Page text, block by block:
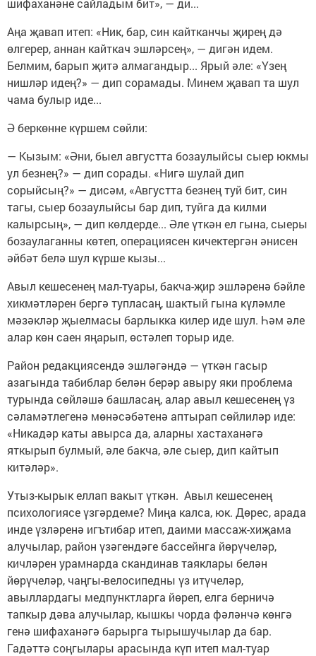
Аңа җавап итеп: «Ник, бар, син кайтканчы җирең дә
өлгерер, аннан кайткач эшләрсең», — дигән идем.
Белмим, барып җитә алмагандыр... Ярый әле: «Үзең
нишләр идең?» — дип сорамады. Минем җавап та шул
чама булыр иде...
Ә беркөнне күршем сөйли:
— Кызым: «Әни, быел августта бозаулыйсы сыер юкмы
ул безнең?» — дип сорады. «Нигә шулай дип
сорыйсың?» — дисәм, «Августта безнең туй бит, син
тагы, сыер бозаулыйсы бар дип, туйга да килми
калырсың», — дип көлдерде... Әле үткән ел гына, сыеры
бозаулаганны көтеп, операциясен кичектергән әнисен
әйбәт белә шул күрше кызы...
Авыл кешесенең мал-туары, бакча-җир эшләренә бәйле
хикмәтләрен бергә тупласаң, шактый гына күләмле
мәзәкләр җыелмасы барлыкка килер иде шул. Һәм әле
алар көн саен яңарып, өстәлеп торыр иде.
Район редакциясендә эшләгәндә — үткән гасыр
азагында табиблар белән берәр авыру яки проблема
турында сөйләшә башласаң, алар авыл кешесенең үз
сәламәтлегенә мөнәсәбәтенә аптырап сөйлиләр иде:
«Никадәр каты авырса да, аларны хастаханәгә
яткырып булмый, әле бакча, әле сыер, дип кайтып
китәләр».
Утыз-кырык еллап вакыт үткән. Авыл кешесенең
психологиясе үзгәрдеме? Миңа калса, юк. Дөрес, арада
инде үзләренә игътибар итеп, даими массаж-хиҗама
алучылар, район үзәгендәге бассейнга йөрүчеләр,
кичләрен урамнарда скандинав таяклары белән
йөрүчеләр, чаңгы-велосипедны үз итүчеләр,
авыллардагы медпунктларга йөреп, елга берничә
тапкыр дәва алучылар, кышкы чорда фәләнчә көнгә
генә шифаханәгә барырга тырышучылар да бар.
Гадәттә соңгылары арасында күп итеп мал-туар